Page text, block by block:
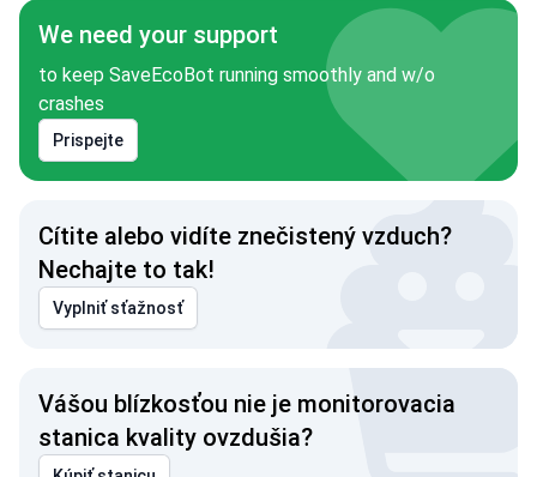
We need your support
to keep SaveEcoBot running smoothly and w/o
crashes
Prispejte
Cítite alebo vidíte znečistený vzduch?
Nechajte to tak!
Vyplniť sťažnosť
Vášou blízkosťou nie je monitorovacia
stanica kvality ovzdušia?